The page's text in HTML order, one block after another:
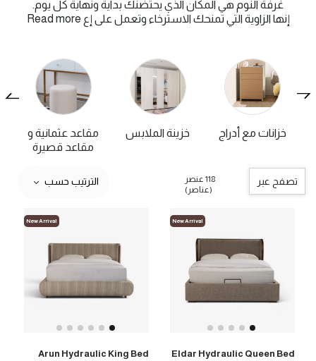
غرفة النوم هي المكان الذي يحتضنك بداية ونهاية كل يوم.
إنها الزاوية التي تمنحك الاسترخاء وتعمل على إع
خزانات مع أدراج خزينة الملابس
مقاعد عثمانية و
مقاعد قصيرة
تصفح عبر
118 عنصر
(عناصر)
الترتيب حسب
New Arrival
Eldar Hydraulic Queen Bed
New Arrival
Arun Hydraulic King Bed